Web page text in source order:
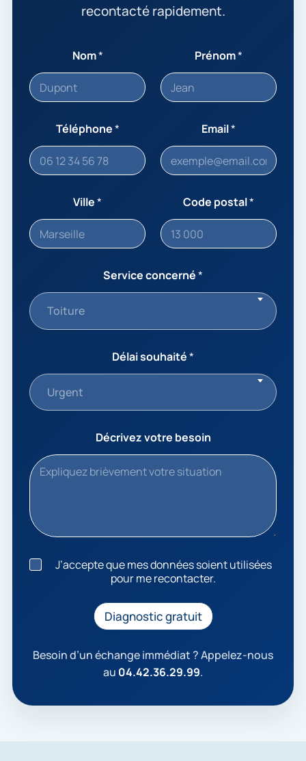
recontacté rapidement.
Nom* Prénom*
Téléphone* Email*
Ville* Code postal*
Service concerné*
Toiture
Délai souhaité*
Urgent
Décrivez votre besoin
J
’
e
J’accepte que mes données soient utilisées
pour me recontacter.
Diagnostic gratuit
Besoin d’un échange immédiat ? Appelez-nous
au 04.42.36.29.99.